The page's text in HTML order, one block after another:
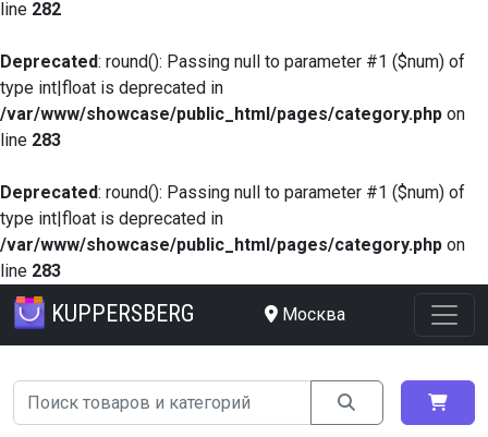
line 282
Deprecated: round(): Passing null to parameter #1 ($num) of
type int|float is deprecated in
/var/www/showcase/public_html/pages/category.php on
line 283
Deprecated: round(): Passing null to parameter #1 ($num) of
type int|float is deprecated in
/var/www/showcase/public_html/pages/category.php on
line 283
KUPPERSBERG Москва